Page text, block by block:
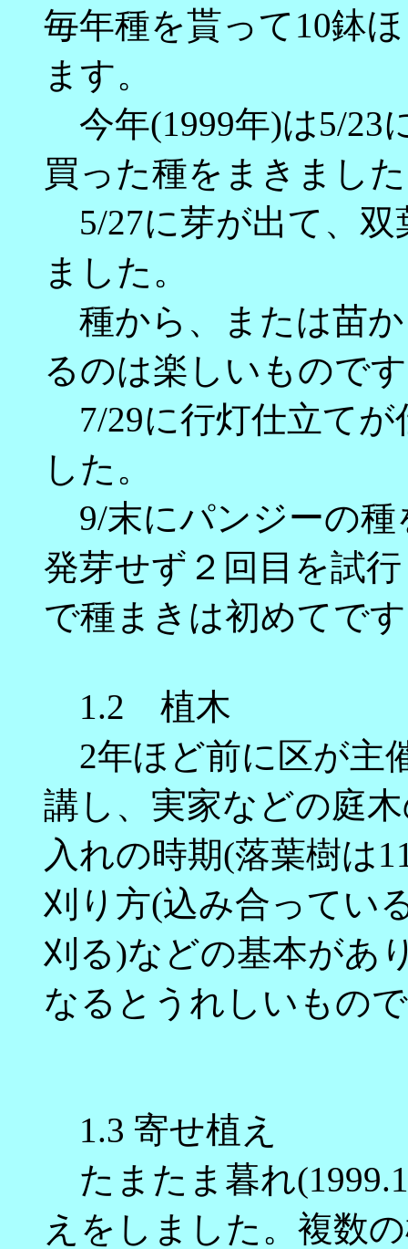
毎年種を貰って10鉢
ます。
今年(1999年)は5/23
買った種をまきまし
5/27に芽が出て、双
ました。
種から、または苗
るのは楽しいもので
7/29に行灯仕立てが
した。
9/末にパンジーの種
発芽せず２回目を試
で種まきは初めてで
1.2 植木
2年ほど前に区が主
講し、実家などの庭
入れの時期(落葉樹は
刈り方(込み合ってい
刈る)などの基本があ
なるとうれしいもの
1.3 寄せ植え
たまたま暮れ
えをしました。複数